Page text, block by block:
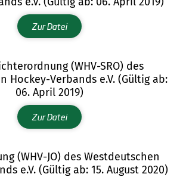
Zur Datei
(WHV-SRO) des
Hockey-Verbands e.V. (Gültig ab:
06. April 2019)
Zur Datei
(WHV-JO) des Westdeutschen
e.V. (Gültig ab: 15. August 2020)